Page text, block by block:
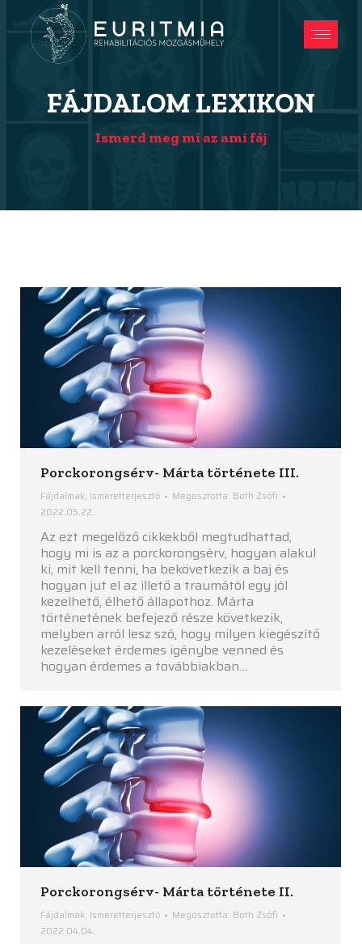
FÁJDALOM LEXIKON
Ismerd meg mi az ami fáj
Porckorongsérv- Márta története III.
Fájdalmak, Ismeretterjesztő Megosztotta: Both Zsófi
2022.05.22.
Az ezt megelőző cikkekből megtudhattad,
hogy mi is az a porckorongsérv, hogyan alakul
ki, mit kell tenni, ha bekövetkezik a baj és
hogyan jut el az illető a traumától egy jól
kezelhető, élhető állapothoz. Márta
történetének befejező része következik,
melyben arról lesz szó, hogy milyen kiegészítő
kezeléseket érdemes igénybe venned és
hogyan érdemes a továbbiakban…
Porckorongsérv- Márta története II.
Fájdalmak, Ismeretterjesztő Megosztotta: Both Zsófi
2022.04.04.